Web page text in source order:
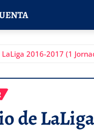
2016-2017 (1
de